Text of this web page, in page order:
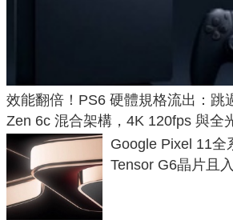
效能翻倍！PS6 硬體規格流出：跳
Zen 6c 混合架構，4K 120fps 與全
Google Pixel 11全
Tensor G6晶片且